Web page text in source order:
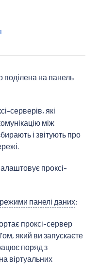
поділена на панель
серверів, які
між
і звітують про
проксі-
режими панелі даних:
проксі-сервер
який ви запускаєте
поряд з
віртуальних